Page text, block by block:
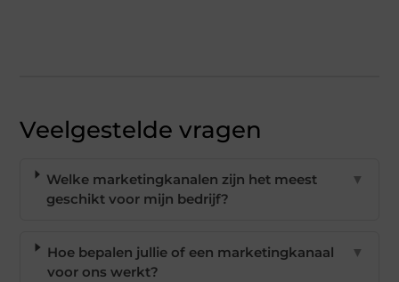
Veelgestelde vragen
Welke marketingkanalen zijn het meest
geschikt voor mijn bedrijf?
▼
Hoe bepalen jullie of een marketingkanaal
voor ons werkt?
▼